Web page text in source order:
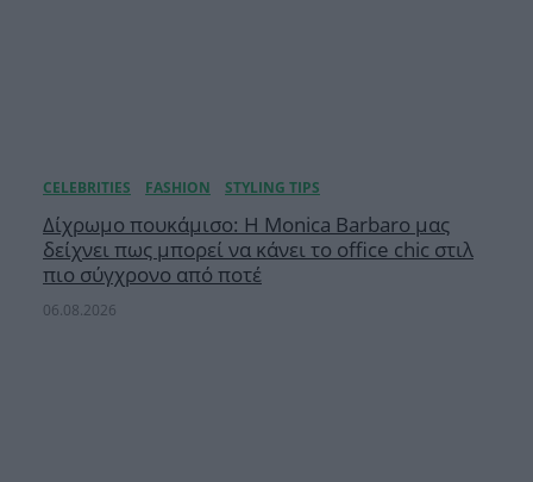
Δίχρωμο πουκάμισο: Η Monica Barbaro μας
δείχνει πως μπορεί να κάνει το office chic στιλ
πιο σύγχρονο από ποτέ
06.08.2026